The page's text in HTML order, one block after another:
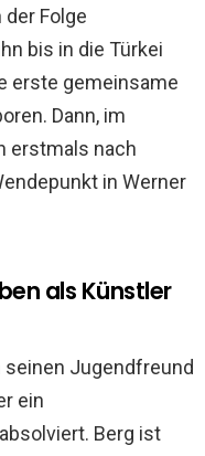
Folge
bis in die Türkei
erste gemeinsame
Dann, im
erstmals nach
in Werner
als Künstler
seinen Jugendfreund
ein
Berg ist